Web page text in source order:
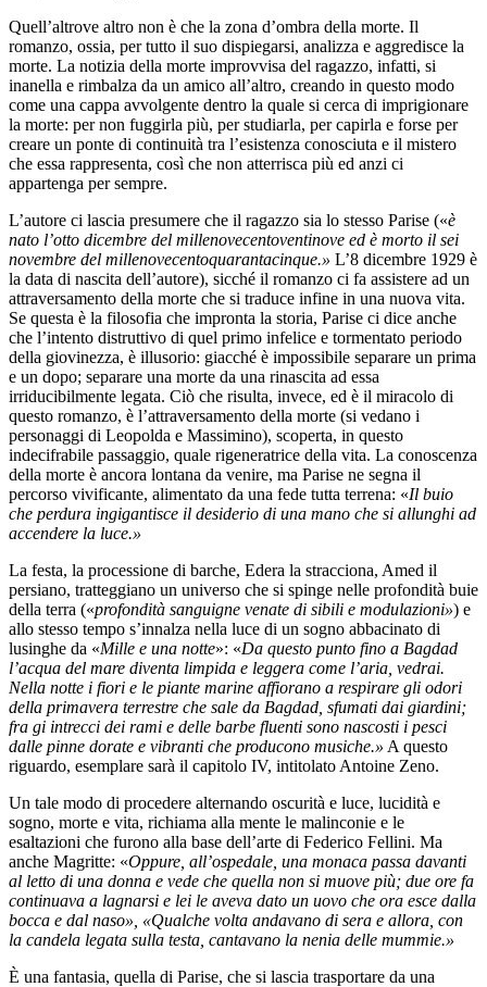
Quell’altrove altro non è che la zona d’ombra della morte. Il
romanzo, ossia, per tutto il suo dispiegarsi, analizza e aggredisce la
morte. La notizia della morte improvvisa del ragazzo, infatti, si
inanella e rimbalza da un amico all’altro, creando in questo modo
come una cappa avvolgente dentro la quale si cerca di imprigionare
la morte: per non fuggirla più, per studiarla, per capirla e forse per
creare un ponte di continuità tra l’esistenza conosciuta e il mistero
che essa rappresenta, così che non atterrisca più ed anzi ci
appartenga per sempre.
L’autore ci lascia presumere che il ragazzo sia lo stesso Parise («è
nato l’otto dicembre del millenovecentoventinove ed è morto il sei
novembre del millenovecentoquarantacinque.» L’8 dicembre 1929 è
la data di nascita dell’autore), sicché il romanzo ci fa assistere ad un
attraversamento della morte che si traduce infine in una nuova vita.
Se questa è la filosofia che impronta la storia, Parise ci dice anche
che l’intento distruttivo di quel primo infelice e tormentato periodo
della giovinezza, è illusorio: giacché è impossibile separare un prima
e un dopo; separare una morte da una rinascita ad essa
irriducibilmente legata. Ciò che risulta, invece, ed è il miracolo di
questo romanzo, è l’attraversamento della morte (si vedano i
personaggi di Leopolda e Massimino), scoperta, in questo
indecifrabile passaggio, quale rigeneratrice della vita. La conoscenza
della morte è ancora lontana da venire, ma Parise ne segna il
percorso vivificante, alimentato da una fede tutta terrena: «Il buio
che perdura ingigantisce il desiderio di una mano che si allunghi ad
accendere la luce.»
La festa, la processione di barche, Edera la stracciona, Amed il
persiano, tratteggiano un universo che si spinge nelle profondità buie
della terra («profondità sanguigne venate di sibili e modulazioni») e
allo stesso tempo s’innalza nella luce di un sogno abbacinato di
lusinghe da «Mille e una notte»: «Da questo punto fino a Bagdad
l’acqua del mare diventa limpida e leggera come l’aria, vedrai.
Nella notte i fiori e le piante marine affiorano a respirare gli odori
della primavera terrestre che sale da Bagdad, sfumati dai giardini;
fra gi intrecci dei rami e delle barbe fluenti sono nascosti i pesci
dalle pinne dorate e vibranti che producono musiche.» A questo
riguardo, esemplare sarà il capitolo IV, intitolato Antoine Zeno.
Un tale modo di procedere alternando oscurità e luce, lucidità e
sogno, morte e vita, richiama alla mente le malinconie e le
esaltazioni che furono alla base dell’arte di Federico Fellini. Ma
anche Magritte: «Oppure, all’ospedale, una monaca passa davanti
al letto di una donna e vede che quella non si muove più; due ore fa
continuava a lagnarsi e lei le aveva dato un uovo che ora esce dalla
bocca e dal naso», «Qualche volta andavano di sera e allora, con
la candela legata sulla testa, cantavano la nenia delle mummie.»
È una fantasia, quella di Parise, che si lascia trasportare da una